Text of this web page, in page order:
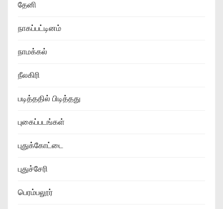
தேனி
நாகப்பட்டினம்
நாமக்கல்
நீலகிரி
படித்ததில் பிடித்தது
புகைப்படங்கள்
புதுக்கோட்டை
புதுச்சேரி
பெரம்பலூர்